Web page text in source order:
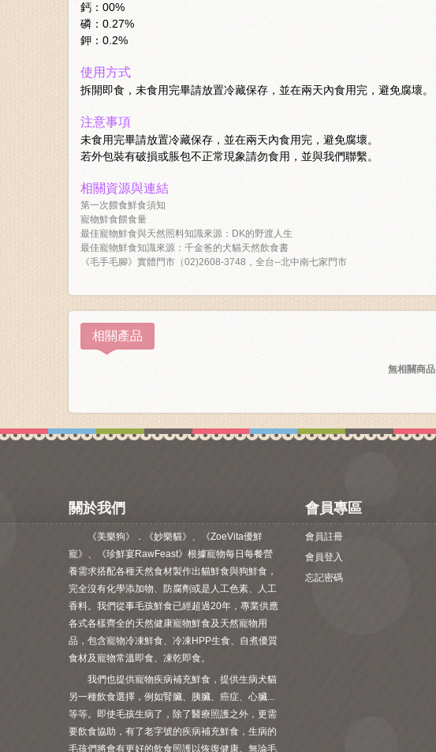
鈣：00%
磷：0.27%
鉀：0.2%
使用方式
拆開即食，未食用完畢請放置冷藏保存，並在兩天內食用完，避免腐壞。
注意事項
未食用完畢請放置冷藏保存，並在兩天內食用完，避免腐壞。
若外包裝有破損或脹包不正常現象請勿食用，並與我們聯繫。
相關資源與連結
第一次餵食鮮食須知
寵物鮮食餵食量
最佳寵物鮮食與天然照料知識來源：DK的野渡人生
最佳寵物鮮食知識來源：千金爸的犬貓天然飲食書
《毛手毛腳》實體門市（02)2608-3748，全台--北中南七家門市
相關產品
無相關商品
關於我們
《美樂狗》．《妙樂貓》、《ZoeVita優鮮
寵》、《珍鮮宴RawFeast》根據寵物每日每餐營
養需求搭配各種天然食材製作出貓鮮食與狗鮮食，
完全沒有化學添加物、防腐劑或是人工色素、人工
香料。我們從事毛孩鮮食已經超過20年，專業供應
各式各樣齊全的天然健康寵物鮮食及天然寵物用
品，包含寵物冷凍鮮食、冷凍HPP生食、自煮優質
食材及寵物常溫即食、凍乾即食。
我們也提供寵物疾病補充鮮食，提供生病犬貓
另一種飲食選擇，例如腎臟、胰臟、癌症、心臟...
等等。即使毛孩生病了，除了醫療照護之外，更需
要飲食協助，有了老字號的疾病補充鮮食，生病的
毛孩們將會有更好的飲食照護以恢復健康。無論毛
會員專區
會員註冊
會員登入
忘記密碼